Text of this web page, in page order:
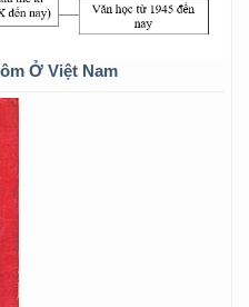
Ở Việt Nam